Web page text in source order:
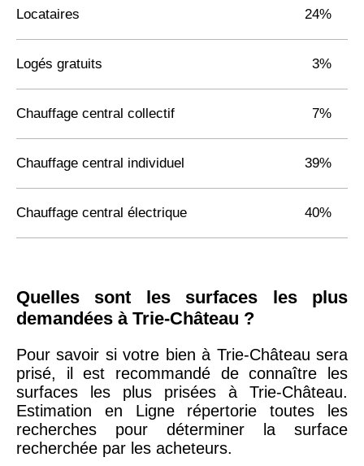
Locataires 24%
Logés gratuits 3%
Chauffage central collectif 7%
Chauffage central individuel 39%
Chauffage central électrique 40%
Quelles sont les surfaces les plus
demandées à Trie-Château ?
Pour savoir si votre bien à Trie-Château sera
prisé, il est recommandé de connaître les
surfaces les plus prisées à Trie-Château.
Estimation en Ligne répertorie toutes les
recherches pour déterminer la surface
recherchée par les acheteurs.